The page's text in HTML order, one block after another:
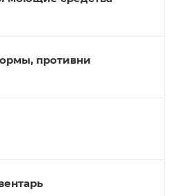
противни